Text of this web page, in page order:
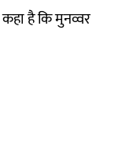
है कि मुनव्वर